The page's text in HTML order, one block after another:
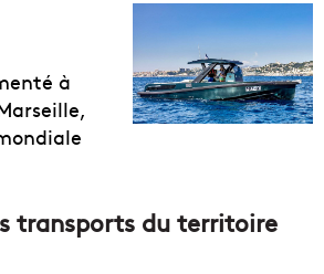
à
transports du territoire